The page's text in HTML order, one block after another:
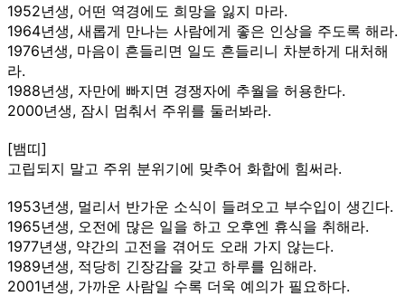
1952년생, 어떤 역경에도 희망을 잃지 마라.
1964년생, 새롭게 만나는 사람에게 좋은 인상을 주도록 해라.
1976년생, 마음이 흔들리면 일도 흔들리니 차분하게 대처해
라.
1988년생, 자만에 빠지면 경쟁자에 추월을 허용한다.
2000년생, 잠시 멈춰서 주위를 둘러봐라.
[뱀띠]
고립되지 말고 주위 분위기에 맞추어 화합에 힘써라.
1953년생, 멀리서 반가운 소식이 들려오고 부수입이 생긴다.
1965년생, 오전에 많은 일을 하고 오후엔 휴식을 취해라.
1977년생, 약간의 고전을 겪어도 오래 가지 않는다.
1989년생, 적당히 긴장감을 갖고 하루를 임해라.
2001년생, 가까운 사람일 수록 더욱 예의가 필요하다.